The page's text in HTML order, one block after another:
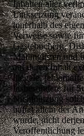
Inhalten aller
Linksetzung
innerhalb des
Verweise sowie
Gästebüchern,
Mailinglisten und
auf deren Inhalt
illegale,
insbesondere für
Nichtnutzung
haftet allein der
wurde, nicht
Veröffentlichung